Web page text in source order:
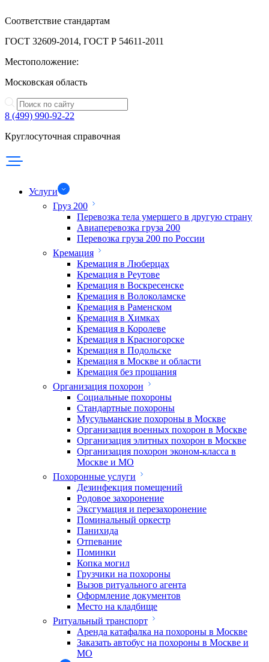
Соответствие стандартам
ГОСТ 32609-2014, ГОСТ Р 54611-2011
Местоположение:
Московская область
8 (499) 990-92-22
Круглосуточная справочная
Услуги
Груз 200
Перевозка тела умершего в другую страну
Авиаперевозка груза 200
Перевозка груза 200 по России
Кремация
Кремация в Люберцах
Кремация в Реутове
Кремация в Воскресенске
Кремация в Волоколамске
Кремация в Раменском
Кремация в Химках
Кремация в Королеве
Кремация в Красногорске
Кремация в Подольске
Кремация в Москве и области
Кремация без прощания
Организация похорон
Социальные похороны
Стандартные похороны
Мусульманские похороны в Москве
Организация военных похорон в Москве
Организация элитных похорон в Москве
Организация похорон эконом-класса в
Москве и МО
Похоронные услуги
Дезинфекция помещений
Родовое захоронение
Эксгумация и перезахоронение
Поминальный оркестр
Панихида
Отпевание
Поминки
Копка могил
Грузчики на похороны
Вызов ритуального агента
Оформление документов
Место на кладбище
Ритуальный транспорт
Аренда катафалка на похороны в Москве
Заказать автобус на похороны в Москве и
МО